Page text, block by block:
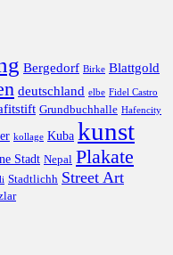
Bergedorf Birke Blattgold
deutschland elbe Fidel Castro
Grundbuchhalle Hafencity
kollage Kuba kunst
Stadt Nepal Plakate
Stadtlichh Street Art